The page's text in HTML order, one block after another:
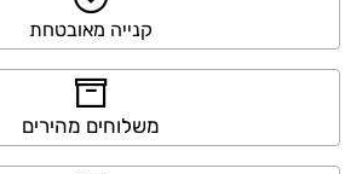
קנייה מאובטחת
משלוחים מהירים